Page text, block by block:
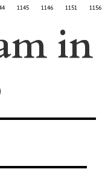
1145 1146 1151 1156
in